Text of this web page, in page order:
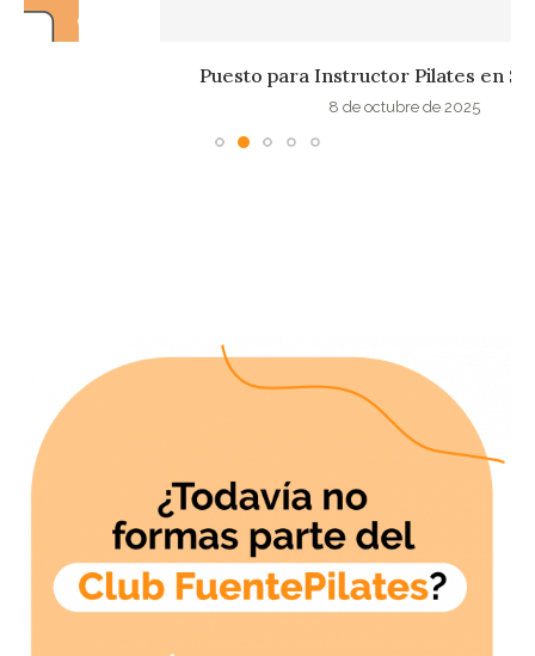
Puesto para Instructor Pilates en Sant Cugat
8 de octubre de 2025